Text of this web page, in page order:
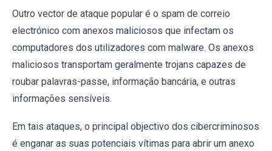
Outro vector de ataque popular é o spam de correio
electrónico com anexos maliciosos que infectam os
computadores dos utilizadores com malware. Os anexos
maliciosos transportam geralmente trojans capazes de
roubar palavras-passe, informação bancária, e outras
informações sensíveis.
Em tais ataques, o principal objectivo dos cibercriminosos
é enganar as suas potenciais vítimas para abrir um anexo